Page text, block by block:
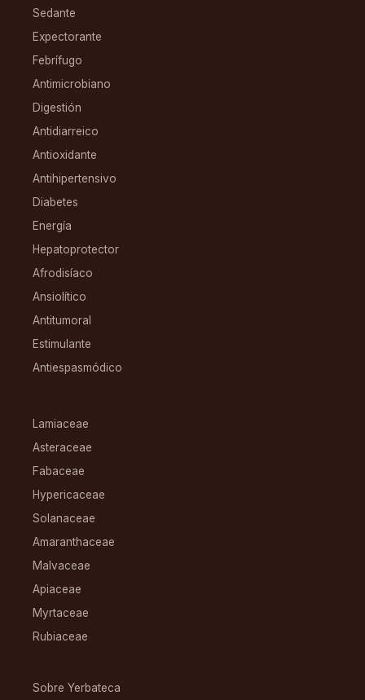
Sedante
Expectorante
Febrífugo
Antimicrobiano
Digestión
Antidiarreico
Antioxidante
Antihipertensivo
Diabetes
Energía
Hepatoprotector
Afrodisíaco
Ansiolítico
Antitumoral
Estimulante
Antiespasmódico
Lamiaceae
Asteraceae
Fabaceae
Hypericaceae
Solanaceae
Amaranthaceae
Malvaceae
Apiaceae
Myrtaceae
Rubiaceae
Sobre Yerbateca